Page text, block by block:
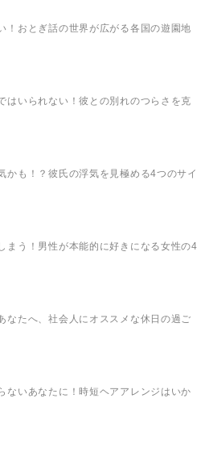
！おとぎ話の世界が広がる各国の遊園地
はいられない！彼との別れのつらさを克
かも！？彼氏の浮気を見極める4つのサイ
まう！男性が本能的に好きになる女性の4
なたへ、社会人にオススメな休日の過ご
ないあなたに！時短ヘアアレンジはいか